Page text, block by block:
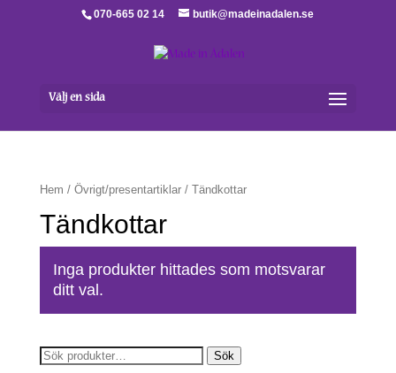
070-665 02 14 butik@madeinadalen.se
Välj en sida
Hem / Övrigt/presentartiklar/ Tändkottar
Tändkottar
Inga produkter hittades som motsvarar
ditt val.
Sök
Sök